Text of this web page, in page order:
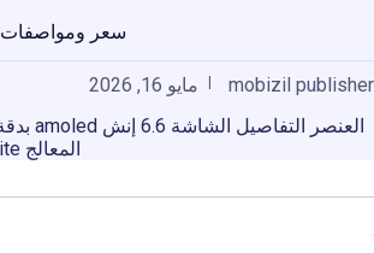
سعر ومواصفات Honor Play11 Plus
mobizil publisher
مايو 16, 2026
المعالج dimensity 6500 elite…